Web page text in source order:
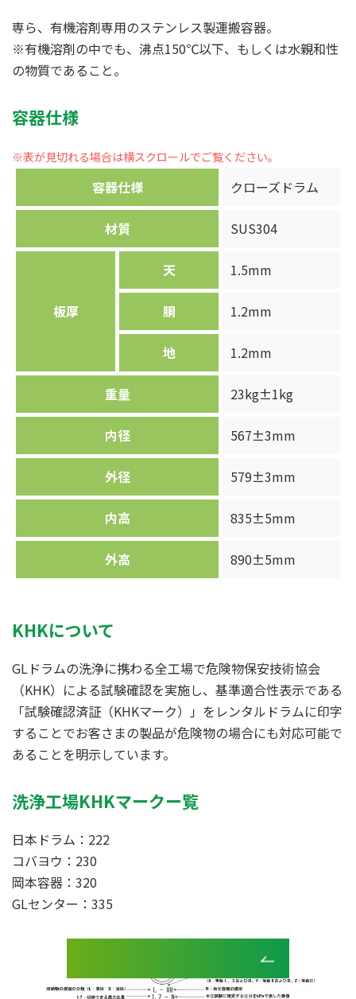
専ら、有機溶剤専用のステンレス製運搬容器。
※有機溶剤の中でも、沸点150℃以下、もしくは水親和性
の物質であること。
容器仕様
容器仕様 クローズドラム
材質 SUS304
板厚
天 1.5mm
胴 1.2mm
地 1.2mm
重量 23kg±1kg
内径 567±3mm
外径 579±3mm
内高 835±5mm
外高 890±5mm
KHKについて
GLドラムの洗浄に携わる全工場で危険物保安技術協会
（KHK）による試験確認を実施し、基準適合性表示である
「試験確認済証（KHKマーク）」をレンタルドラムに印字
することでお客さまの製品が危険物の場合にも対応可能で
あることを明示しています。
洗浄工場KHKマークー覧
日本ドラム：222
コバヨウ：230
岡本容器：320
GLセンター：335